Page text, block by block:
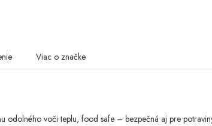
Viac o značke
odolného voči teplu, food safe – bezpečná aj pre